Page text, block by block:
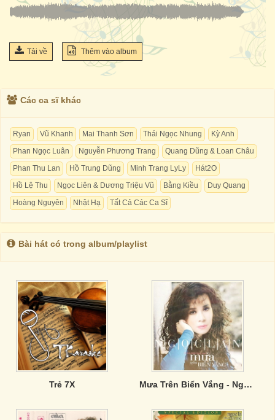
Tải về Thêm vào album
Các ca sĩ khác
Ryan Vũ Khanh Mai Thanh Sơn Thái Ngọc Nhung
Kỳ Anh
Phan Ngọc Luân
Nguyễn Phương Trang
Quang Dũng & Loan Châu
Phan Thu Lan
Hồ Trung Dũng Minh Trang LyLy
Hát2O
Hồ Lệ Thu
Ngọc Liên & Dương Triệu Vũ Bằng Kiều
Duy Quang
Hoàng Nguyên
Nhật Hạ Tất Cả Các Ca Sĩ
Bài hát có trong album/playlist
Trẻ 7X Mưa Trên Biển Vắng - Ngọc Lan